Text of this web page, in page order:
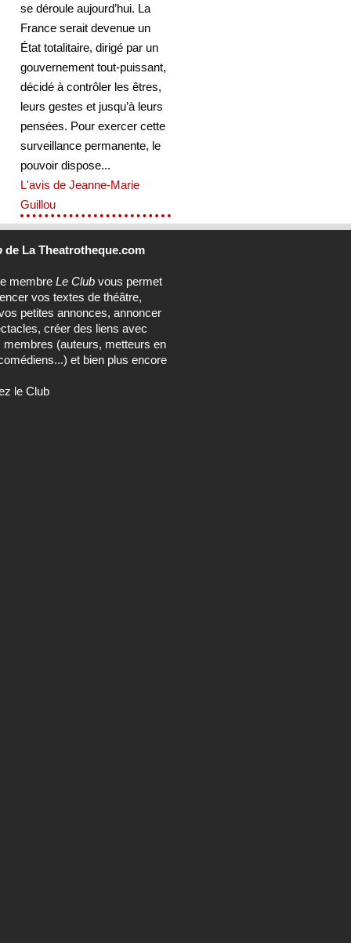
se déroule aujourd’hui. La
France serait devenue un
État totalitaire, dirigé par un
gouvernement tout-puissant,
décidé à contrôler les êtres,
leurs gestes et jusqu’à leurs
pensées. Pour exercer cette
surveillance permanente, le
pouvoir dispose...
L'avis de Jeanne-Marie
Guillou
de La Theatrotheque.com
membreLe Club vous permet
vos textes de théâtre,
petites annonces, annoncer
créer des liens avec
membres (auteurs, metteurs en
et bien plus encore
le Club